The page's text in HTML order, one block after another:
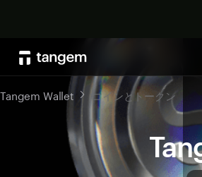
Tangem Wallet コインとトークン